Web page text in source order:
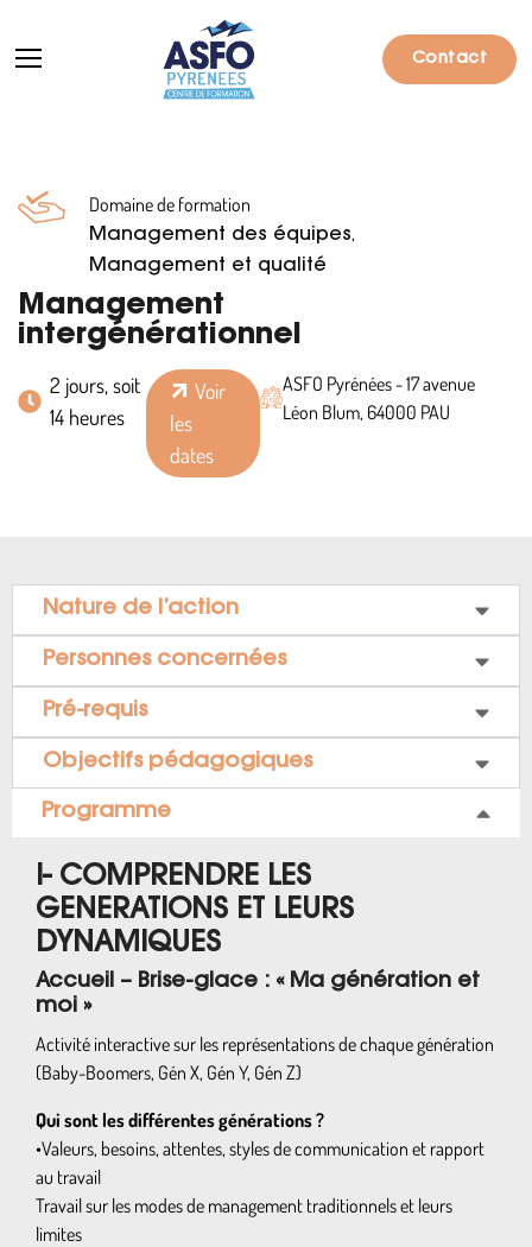
Contact
Formations
Particuliers
Entreprises
Actualités
Informations pratiques
Domaine de formation
Management des équipes,
Management et qualité
Management
intergénérationnel
2 jours, soit
14 heures
Voir
les
dates
ASFO Pyrénées - 17 avenue
Léon Blum, 64000 PAU
Nature de l’action
Personnes concernées
Pré-requis
Objectifs pédagogiques
Programme
I- COMPRENDRE LES
GENERATIONS ET LEURS
DYNAMIQUES
Accueil – Brise-glace : « Ma génération et
moi »
Activité interactive sur les représentations de chaque génération
(Baby-Boomers, Gén X, Gén Y, Gén Z)
Qui sont les différentes générations ?
•Valeurs, besoins, attentes, styles de communication et rapport
au travail
Travail sur les modes de management traditionnels et leurs
limites